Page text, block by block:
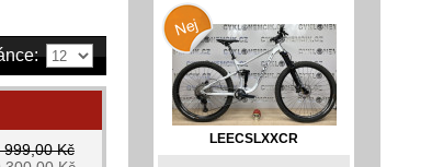
999,00 Kč
LEECSLXXCR